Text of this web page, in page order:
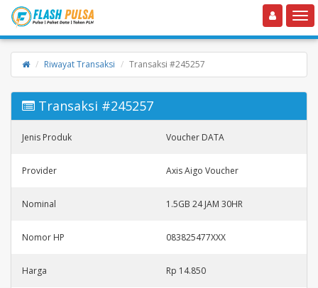
Toggle navigation
Riwayat Transaksi Transaksi #245257
Transaksi #245257
Jenis Produk Voucher DATA
Provider Axis Aigo Voucher
Nominal 1.5GB 24 JAM 30HR
Nomor HP 083825477XXX
Harga Rp 14.850